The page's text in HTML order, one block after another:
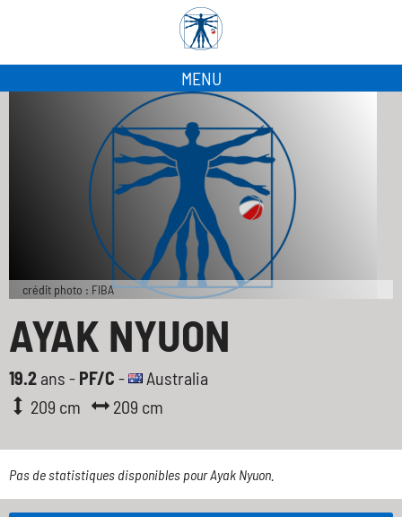
MENU
crédit photo : FIBA
AYAK NYUON
19.2 ans - PF/C -
Australia
209 cm
209 cm
Pas de statistiques disponibles pour Ayak Nyuon.